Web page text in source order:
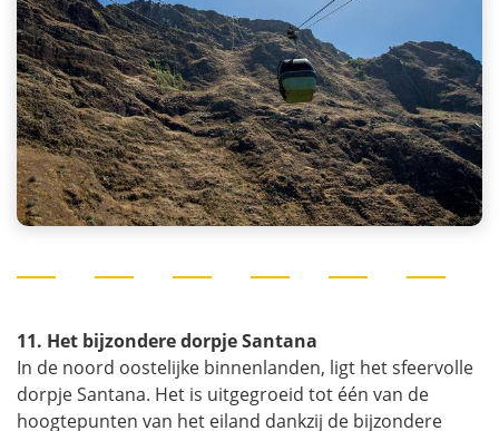
11. Het bijzondere dorpje Santana
In de noord oostelijke binnenlanden, ligt het sfeervolle
dorpje Santana. Het is uitgegroeid tot één van de
hoogtepunten van het eiland dankzij de bijzondere